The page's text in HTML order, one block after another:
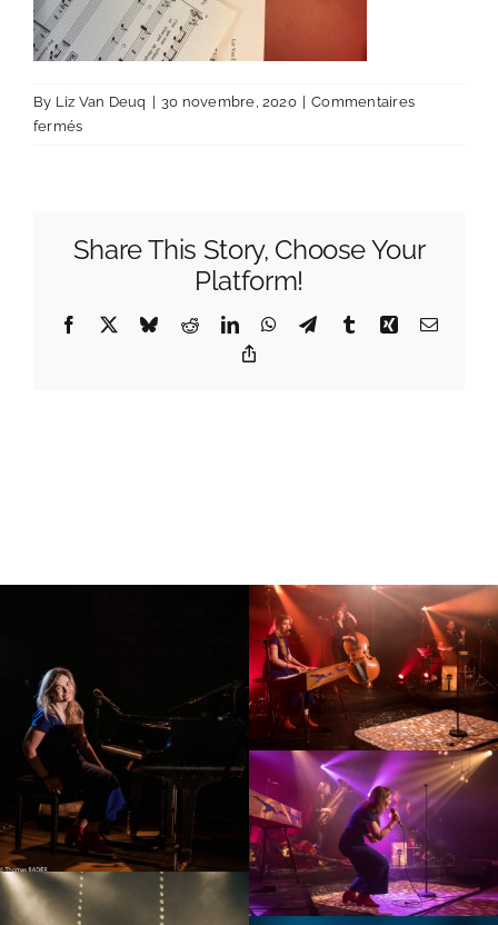
By Liz Van Deuq 30 novembre, 2020
Commentaires
ferméssur
Share This Story, Choose Your
Platform!
Facebook BlueskyRedditLinkedInWhatsApp
TelegramTumblrXing Email